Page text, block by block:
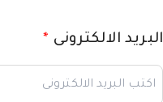
البريد الالكترونى *